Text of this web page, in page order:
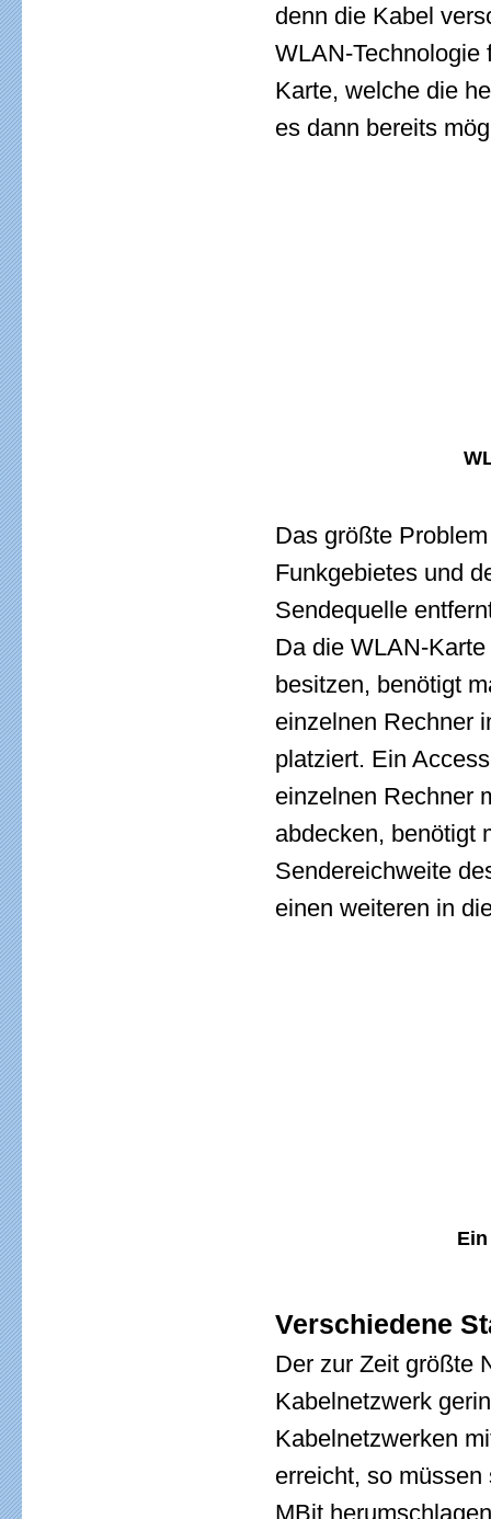
denn die Kabel
WLAN-Technologie
Karte, welche die
es dann bereits
Das größte
Funkgebietes und
Sendequelle
Da die WLAN-
besitzen, benötigt
einzelnen Rechner
platziert. Ein
einzelnen Rechner
abdecken, benötigt
Sendereichweite
einen weiteren in
Verschiedene
Der zur Zeit größte
Kabelnetzwerk
Kabelnetzwerken
erreicht, so
MBit